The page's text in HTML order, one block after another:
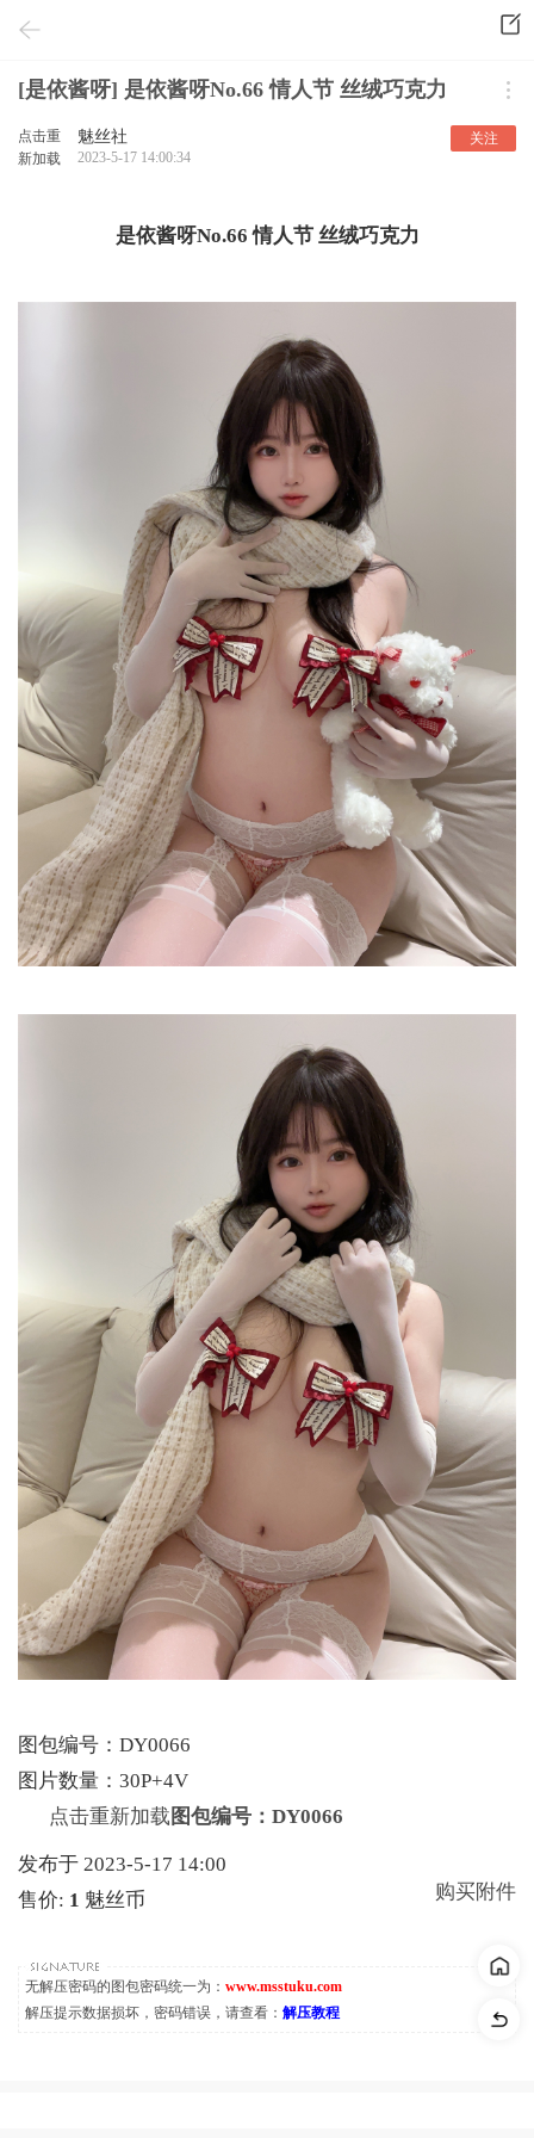
[是依酱呀] 是依酱呀No.66 情人节 丝绒巧克力
点击重
新加载
魅丝社
2023-5-17 14:00:34
关注
是依酱呀No.66 情人节 丝绒巧克力
图包编号：DY0066
图片数量：30P+4V
点击重新加载 图包编号：DY0066
发布于 2023-5-17 14:00
售价: 1 魅丝币 购买附件
无解压密码的图包密码统一为： www.msstuku.com
解压提示数据损坏，密码错误，请查看： 解压教程